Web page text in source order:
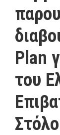
Plan
του